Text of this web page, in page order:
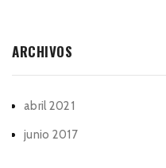
ARCHIVOS
abril 2021
junio 2017